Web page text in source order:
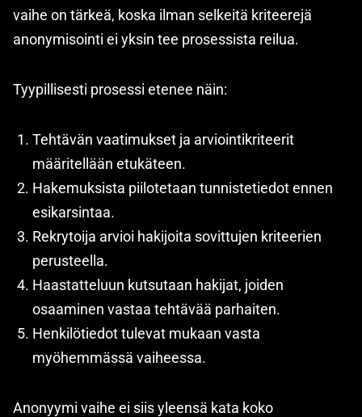
vaihe on tärkeä, koska ilman selkeitä kriteerejä
anonymisointi ei yksin tee prosessista reilua.
Tyypillisesti prosessi etenee näin:
Tehtävän vaatimukset ja arviointikriteerit
määritellään etukäteen.
Hakemuksista piilotetaan tunnistetiedot ennen
esikarsintaa.
Rekrytoija arvioi hakijoita sovittujen kriteerien
perusteella.
Haastatteluun kutsutaan hakijat, joiden
osaaminen vastaa tehtävää parhaiten.
Henkilötiedot tulevat mukaan vasta
myöhemmässä vaiheessa.
Anonyymi vaihe ei siis yleensä kata koko